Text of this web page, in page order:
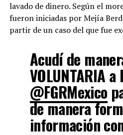
lavado de dinero. Según el
fueron iniciadas por Mejía
partir de un caso del que fue
Acudí de
VOLUNTARIA a
@FGRMexico
de manera
información